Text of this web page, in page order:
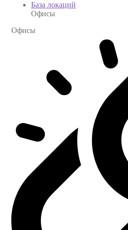
База локаций
Офисы
Офисы